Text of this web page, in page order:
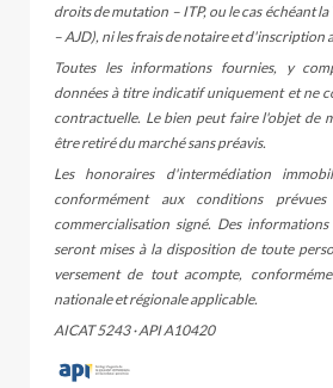
droits de mutation – ITP, ou le cas échéant
– AJD), ni les frais de notaire et d'inscription
Toutes les informations fournies, y
données à titre indicatif uniquement et ne
contractuelle. Le bien peut faire l'objet de
être retiré du marché sans préavis.
Les honoraires d'intermédiation
conformément aux conditions
commercialisation signé. Des
seront mises à la disposition de toute
versement de tout acompte,
nationale et régionale applicable.
AICAT 5243 · API A10420